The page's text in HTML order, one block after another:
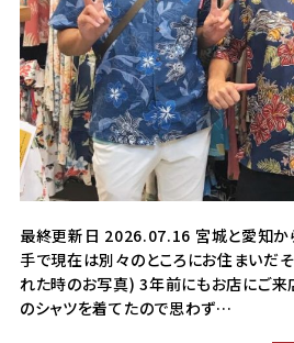
最終更新日 2026.07.16 宮城と愛知か
手で現在は別々のところにお住まいだ
れた時のお写真) 3年前にもお店にご来
のシャツを着てたので思わず…